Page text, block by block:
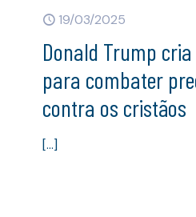
19/03/2025
Donald Trump
para combater
contra os cristãos
[…]